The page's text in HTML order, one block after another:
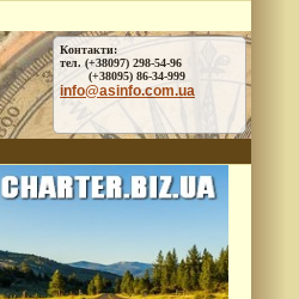
Контакти:
тел. (+38097) 298-54-96
(+38095) 86-34-999
info@asinfo.com.ua